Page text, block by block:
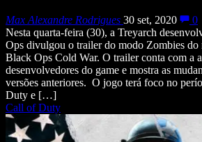
Max Alexandre Rodrigues 30 set, 2020
0
Nesta quarta-feira (30), a Treyarch
Ops divulgou o trailer do modo Zombies
Black Ops Cold War. O trailer conta com a
desenvolvedores do game e mostra as
versões anteriores. O jogo terá foco no
Duty e […]
Call of Duty